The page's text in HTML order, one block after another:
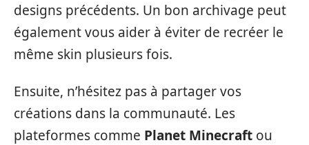
designs précédents. Un bon archivage peut
également vous aider à éviter de recréer le
même skin plusieurs fois.
Ensuite, n’hésitez pas à partager vos
créations dans la communauté. Les
plateformes comme Planet Minecraft ou